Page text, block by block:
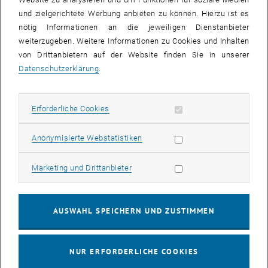
Gemäß § 25 Abs. 1 Z 4 UG 02 wurde die Größe des TU-
Universitätsrats mit sieben Mitgliedern festgelegt.
Für die Funktionsperiode März 2008 – Februar 2013 hat der Senat
GmbH, Düsseldorf) und
als Mitglieder in den Universitätsrat der TU Wien gewählt.
In einem zweiten Schritt bestellt die Bundesregierung auf Vorschlag
KandidatInnen. Diese 6 Mitglieder wählen zur Vervollständigung des
und zielgerichtete Werbung anbieten zu können. Hierzu ist es
nötig Informationen an die jeweiligen Dienstanbieter
weiterzugeben. Weitere Informationen zu Cookies und Inhalten
von Drittanbietern auf der Website finden Sie in unserer
Datenschutzerklärung.
Erforderliche Cookies Erforderliche Cookies zulassen
Anonymisierte WebstatistikenStatistik Cookies zulassen
Marketing und DrittanbieterMarketing Cookies zulassen
AUSWAHL SPEICHERN UND ZUSTIMMEN
NUR ERFORDERLICHE COOKIES